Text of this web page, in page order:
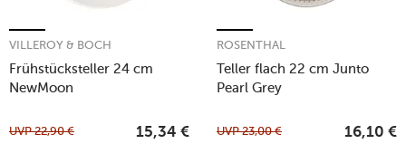
Frühstücksteller 24 cm
NewMoon
VILLEROY & BOCH
UVP22,90 € 15,34 €
Teller flach 22 cm Junto
Pearl Grey
ROSENTHAL
UVP23,00 € 16,10 €